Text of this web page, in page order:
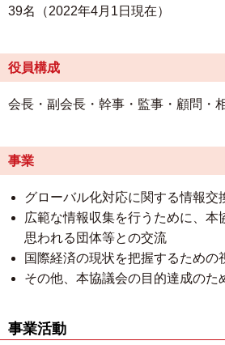
39名（2022年4月1日現在）
役員構成
会長・副会長・幹事・監事・顧問・
事業
グローバル化対応に関する情報交
広範な情報収集を行うために、本
思われる団体等との交流
国際経済の現状を把握するための
その他、本協議会の目的達成のた
事業活動